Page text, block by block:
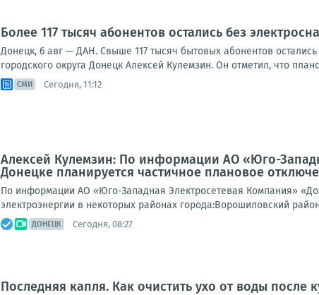
Более 117 тысяч абонентов остались без
Донецк, 6 авг — ДАН. Свыше 117 тысяч бытовых абонентов
городского округа Донецк Алексей Кулемзин. Он отметил, что
СМИ Сегодня, 11:12
Алексей Кулемзин: По информации АО «Юго-
Донецке планируется частичное плановое
По информации АО «Юго-Западная Электросетевая Компания»
электроэнергии в некоторых районах города:Ворошиловский
ДОНЕЦК Сегодня, 08:27
Последняя капля. Как очистить ухо от воды после